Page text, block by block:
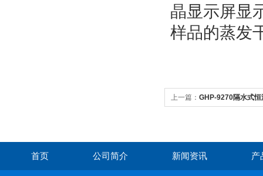
晶显示屏显
样品的蒸发
上一篇： GHP-9270隔水式
首页 公司简介 新闻资讯 产